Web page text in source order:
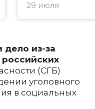
29 июля
дело из-за
(СГБ)
уголовного
в социальных